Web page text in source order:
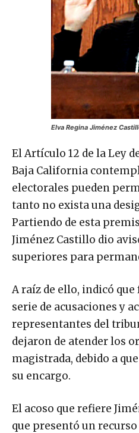
Elva Regina Jiménez
El Artículo 12 de la Ley
Baja California
electorales pueden
tanto no exista una
Partiendo de esta
Jiménez Castillo dio
superiores para
A raíz de ello, indicó
serie de acusaciones y
representantes del
dejaron de atender los
magistrada, debido a
su encargo.
El acoso que refiere
que presentó un